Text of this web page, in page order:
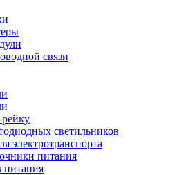
связи
светильников
электротранспорта
питания
питания